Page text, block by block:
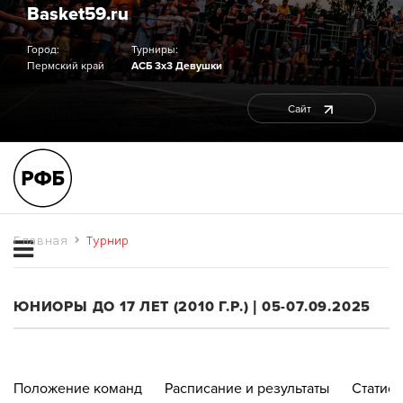
Basket59.ru
Город:
Пермский край
Турниры:
АСБ 3х3 Девушки
Сайт
Главная Турнир
ЮНИОРЫ ДО 17 ЛЕТ (2010 Г.Р.) | 05-07.09.2025
Положение команд Расписание и результаты